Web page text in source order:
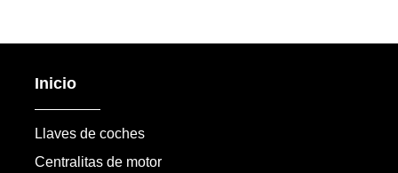
Inicio
Llaves de coches
Centralitas de motor